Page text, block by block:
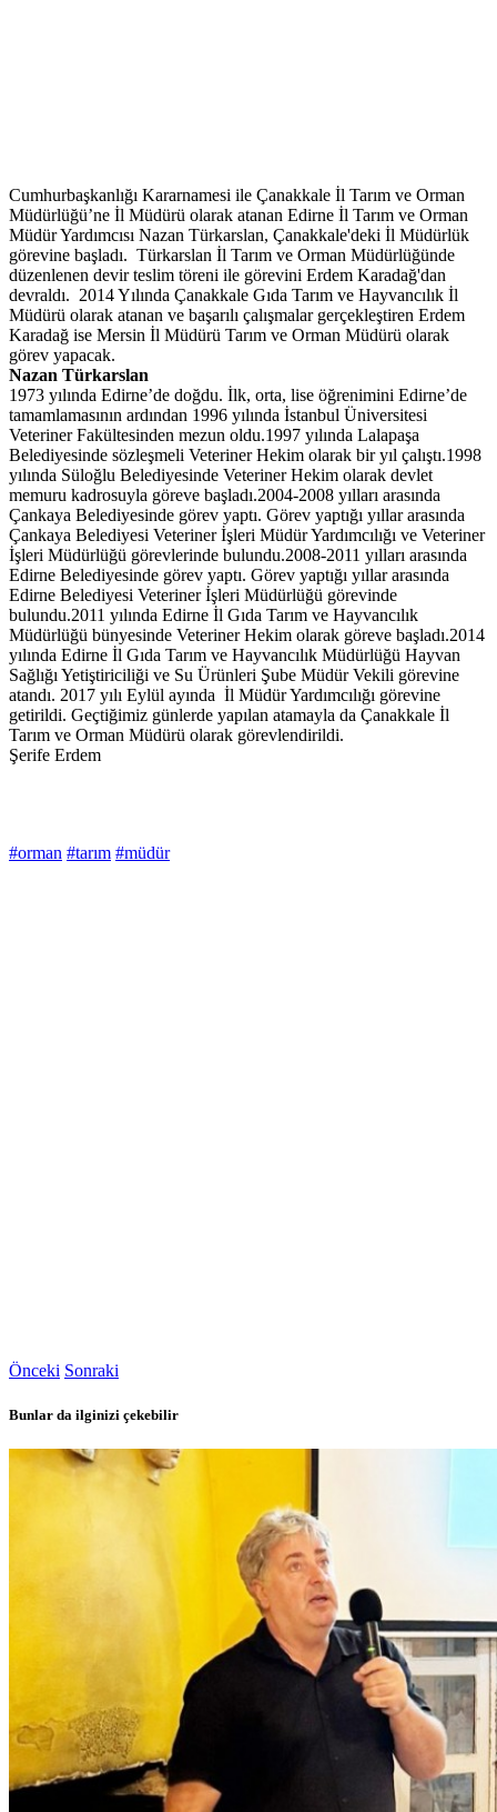
Cumhurbaşkanlığı Kararnamesi ile Çanakkale İl Tarım ve Orman
Müdürlüğü’ne İl Müdürü olarak atanan Edirne İl Tarım ve Orman
Müdür Yardımcısı Nazan Türkarslan, Çanakkale'deki İl Müdürlük
görevine başladı. Türkarslan İl Tarım ve Orman Müdürlüğünde
düzenlenen devir teslim töreni ile görevini Erdem Karadağ'dan
devraldı. 2014 Yılında Çanakkale Gıda Tarım ve Hayvancılık İl
Müdürü olarak atanan ve başarılı çalışmalar gerçekleştiren Erdem
Karadağ ise Mersin İl Müdürü Tarım ve Orman Müdürü olarak
görev yapacak.
Nazan Türkarslan
1973 yılında Edirne’de doğdu. İlk, orta, lise öğrenimini Edirne’de
tamamlamasının ardından 1996 yılında İstanbul Üniversitesi
Veteriner Fakültesinden mezun oldu.1997 yılında Lalapaşa
Belediyesinde sözleşmeli Veteriner Hekim olarak bir yıl çalıştı.1998
yılında Süloğlu Belediyesinde Veteriner Hekim olarak devlet
memuru kadrosuyla göreve başladı.2004-2008 yılları arasında
Çankaya Belediyesinde görev yaptı. Görev yaptığı yıllar arasında
Çankaya Belediyesi Veteriner İşleri Müdür Yardımcılığı ve Veteriner
İşleri Müdürlüğü görevlerinde bulundu.2008-2011 yılları arasında
Edirne Belediyesinde görev yaptı. Görev yaptığı yıllar arasında
Edirne Belediyesi Veteriner İşleri Müdürlüğü görevinde
bulundu.2011 yılında Edirne İl Gıda Tarım ve Hayvancılık
Müdürlüğü bünyesinde Veteriner Hekim olarak göreve başladı.2014
yılında Edirne İl Gıda Tarım ve Hayvancılık Müdürlüğü Hayvan
Sağlığı Yetiştiriciliği ve Su Ürünleri Şube Müdür Vekili görevine
atandı. 2017 yılı Eylül ayında İl Müdür Yardımcılığı görevine
getirildi. Geçtiğimiz günlerde yapılan atamayla da Çanakkale İl
Tarım ve Orman Müdürü olarak görevlendirildi.
Şerife Erdem
#orman #tarım #müdür
Önceki Sonraki
Bunlar da ilginizi çekebilir